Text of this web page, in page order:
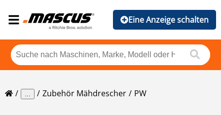
Eine Anzeige schalten
... Zubehör Mähdrescher PW